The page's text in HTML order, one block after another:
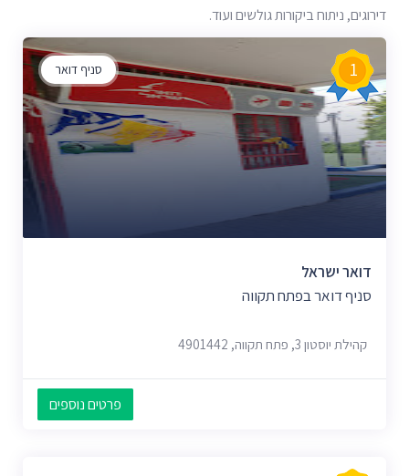
דירוגים, ניתוח ביקורות גולשים ועוד.
סניף דואר 1
דואר ישראל
סניף דואר בפתח תקווה
קהילת יוסטון 3, פתח תקווה, 4901442
פרטים נוספים